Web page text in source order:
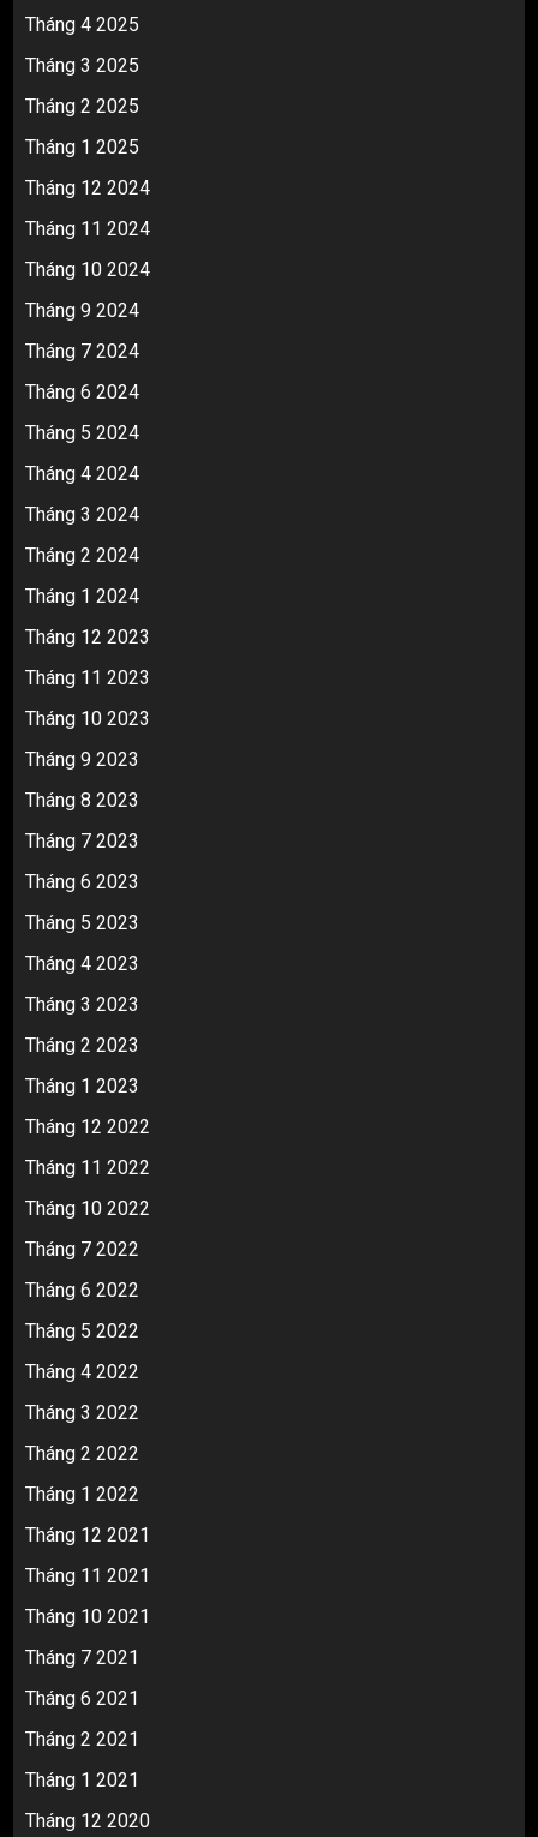
Tháng 4 2025
Tháng 3 2025
Tháng 2 2025
Tháng 1 2025
Tháng 12 2024
Tháng 11 2024
Tháng 10 2024
Tháng 9 2024
Tháng 7 2024
Tháng 6 2024
Tháng 5 2024
Tháng 4 2024
Tháng 3 2024
Tháng 2 2024
Tháng 1 2024
Tháng 12 2023
Tháng 11 2023
Tháng 10 2023
Tháng 9 2023
Tháng 8 2023
Tháng 7 2023
Tháng 6 2023
Tháng 5 2023
Tháng 4 2023
Tháng 3 2023
Tháng 2 2023
Tháng 1 2023
Tháng 12 2022
Tháng 11 2022
Tháng 10 2022
Tháng 7 2022
Tháng 6 2022
Tháng 5 2022
Tháng 4 2022
Tháng 3 2022
Tháng 2 2022
Tháng 1 2022
Tháng 12 2021
Tháng 11 2021
Tháng 10 2021
Tháng 7 2021
Tháng 6 2021
Tháng 2 2021
Tháng 1 2021
Tháng 12 2020